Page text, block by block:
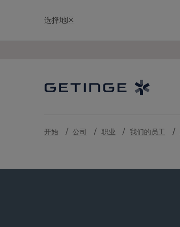
选择地区
开始 公司 职业 我们的员工